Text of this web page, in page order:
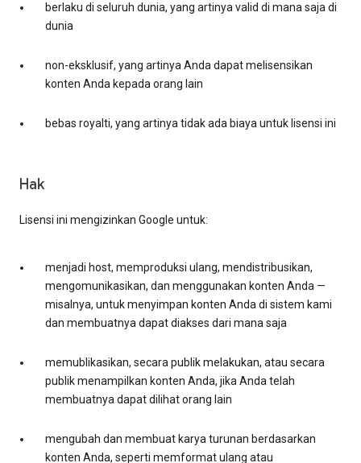
berlaku di seluruh dunia, yang artinya valid di mana saja di
dunia
non-eksklusif, yang artinya Anda dapat melisensikan
konten Anda kepada orang lain
bebas royalti, yang artinya tidak ada biaya untuk lisensi ini
Hak
Lisensi ini mengizinkan Google untuk:
menjadi host, memproduksi ulang, mendistribusikan,
mengomunikasikan, dan menggunakan konten Anda —
misalnya, untuk menyimpan konten Anda di sistem kami
dan membuatnya dapat diakses dari mana saja
memublikasikan, secara publik melakukan, atau secara
publik menampilkan konten Anda, jika Anda telah
membuatnya dapat dilihat orang lain
mengubah dan membuat karya turunan berdasarkan
konten Anda, seperti memformat ulang atau